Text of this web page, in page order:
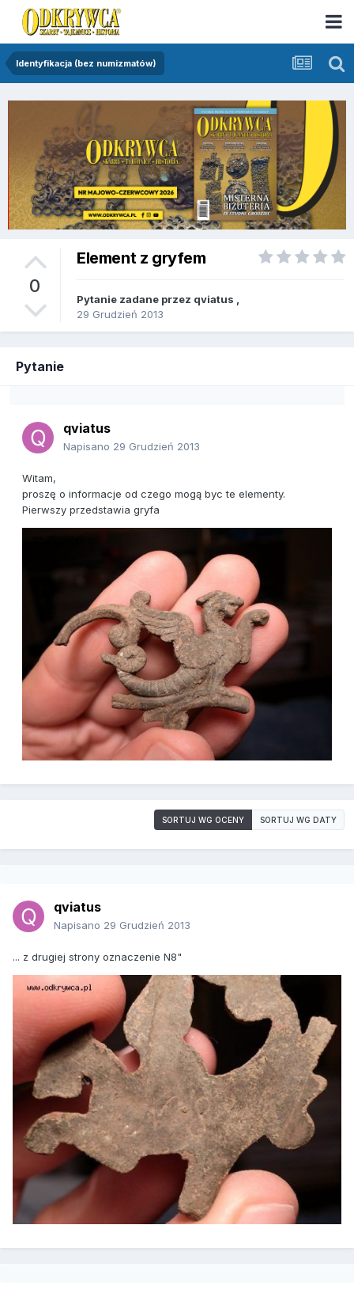
Identyfikacja (bez numizmatów)
0
Element z gryfem
Pytanie zadane przez qviatus
29 Grudzień 2013
Pytanie
qviatus
Napisano 29 Grudzień 2013
Witam,
proszę o informacje od czego mogą byc te elementy.
Pierwszy przedstawia gryfa
SORTUJ WG OCENY SORTUJ WG DATY
qviatus
Napisano 29 Grudzień 2013
... z drugiej strony oznaczenie N8"